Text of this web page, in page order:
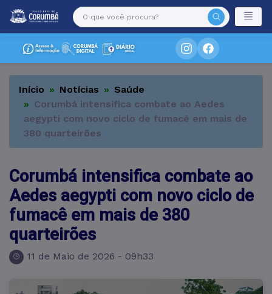
Início Notícias
Saúde
Corumbá intensifica combate ao Aedes
aegypti com novo ciclo de fumacê em mais de
380 quarteirões
Corumbá intensifica combate ao
Aedes aegypti com novo ciclo de
fumacê em mais de 380
quarteirões
11 de Maio de 2026 - 09h33